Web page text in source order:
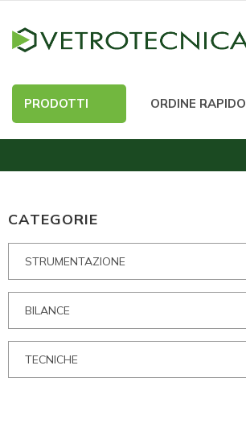
PRODOTTI ORDINE RAPIDO
CATEGORIE